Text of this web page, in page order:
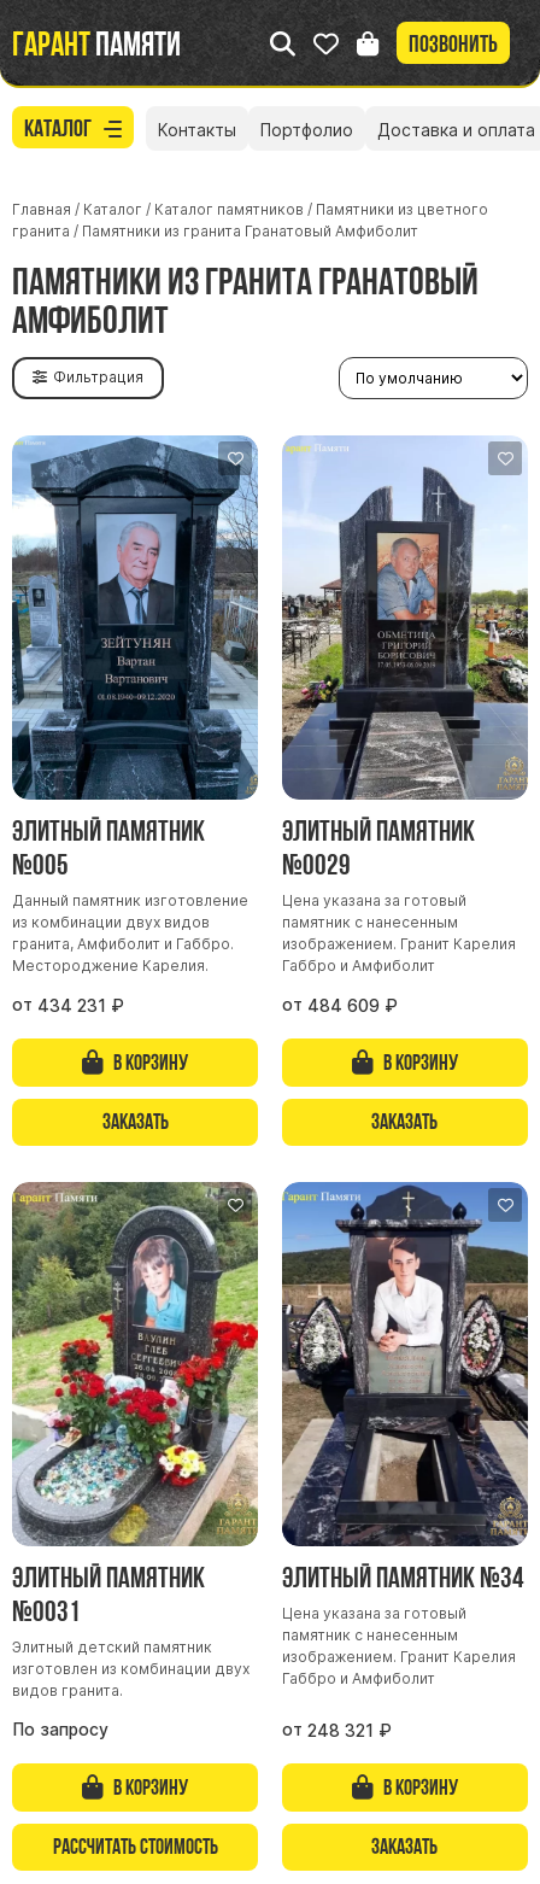
Гарантпамяти Позвонить
Каталог
Участникам СВО
Памятники из гранита
Памятники из мрамора
Элитные памятники
Резные памятники
Мемориальные комплексы
Памятники с полноформатным фото
Склеп
Cкульптуры ангел
Детские памятники
Памятники Мусульманские
Памятники Армянские
Европейские памятники
Памятники "Клипарт"
Семейные памятники ( памятники на двоих )
Памятники в форме креста
Креативные памятники
Кресты из белого мрамора
Фигурные памятники
Памятники в виде гитары
Памятники комбинированные
Памятники из цветного гранита
Памятники красные
Памятники красно-черные
Памятники коричневые
Памятники серые
Памятники зеленые
Памятники из Дымовского гранита
Памятники из гранита Возрождение
Памятники из гранита Гранатовый Амфиболит
Памятники из гранита Сюскюянсаари
Памятники из гранита Балтик Грин
Памятники из гранита Покостовский
Памятники из гранита Лезниковский
Памятники из гранита Мансуровский
Контакты Портфолио Доставка и оплата
Главная / Каталог / Каталог памятников / Памятники из цветного
гранита / Памятники из гранита Гранатовый Амфиболит
Памятники из гранита Гранатовый
Амфиболит
Фильтрация
Элитный памятник
№005
Данный памятник изготовление
из комбинации двух видов
гранита, Амфиболит и Габбро.
Местороджение Карелия.
от 434 231 ₽
В корзину
Заказать
Элитный памятник
№0029
Цена указана за готовый
памятник с нанесенным
изображением. Гранит Карелия
Габбро и Амфиболит
от 484 609 ₽
В корзину
Заказать
Элитный памятник
№0031
Элитный детский памятник
изготовлен из комбинации двух
видов гранита.
По запросу
В корзину
Рассчитать стоимость
Элитный памятник №34
Цена указана за готовый
памятник с нанесенным
изображением. Гранит Карелия
Габбро и Амфиболит
от 248 321 ₽
В корзину
Заказать